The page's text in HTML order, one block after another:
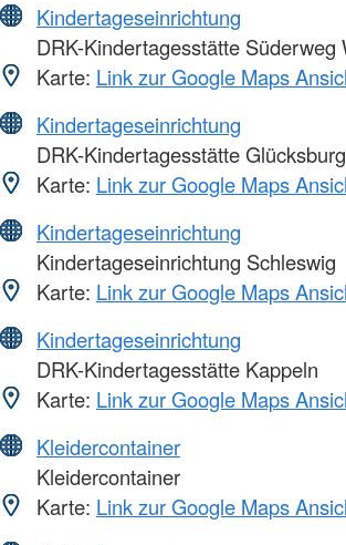
Kindertageseinrichtung
DRK-Kindertagesstätte Süderweg
Karte: Link zur Google Maps
Kindertageseinrichtung
DRK-Kindertagesstätte Glücksburg
Karte: Link zur Google Maps
Kindertageseinrichtung
Kindertageseinrichtung Schleswig
Karte: Link zur Google Maps
Kindertageseinrichtung
DRK-Kindertagesstätte Kappeln
Karte: Link zur Google Maps
Kleidercontainer
Kleidercontainer
Karte: Link zur Google Maps